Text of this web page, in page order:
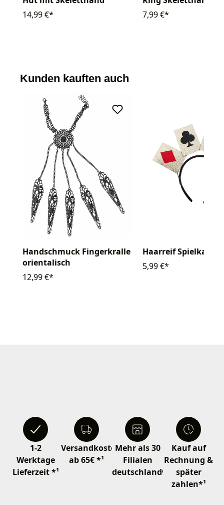
14,99 €*
7,99 €*
Kunden kauften auch
Handschmuck Fingerkralle
orientalisch
12,99 €*
Haarreif
5,99 €*
1-2
Werktage
Lieferzeit *¹
Versandkostenfrei
ab 65€ *¹
Mehr als 30
Filialen
deutschlandweit
Kauf auf
Rechnung &
später
zahlen*¹